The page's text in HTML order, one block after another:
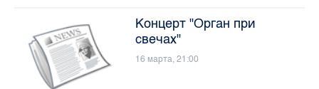
Концерт "Орган при
свечах"
16 марта, 21:00